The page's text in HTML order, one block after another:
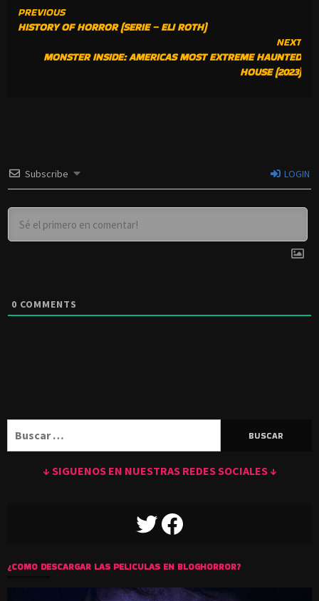
CONTINUE
READING
PREVIOUS
HISTORY OF HORROR (SERIE – ELI ROTH)
NEXT
MONSTER INSIDE: AMERICAS MOST EXTREME HAUNTED
HOUSE (2023)
Subscribe LOGIN
0 COMMENTS
↓ SIGUENOS EN NUESTRAS REDES SOCIALES ↓
TWITTERFACEBOOK
¿COMO DESCARGAR LAS PELICULAS EN BLOGHORROR?